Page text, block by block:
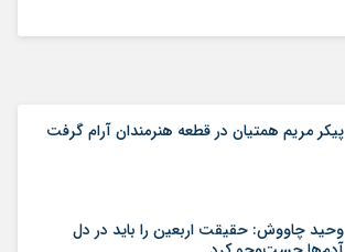
پیکر مریم همتیان در قطعه هنرمندان آرام گرفت
وحید چاووش: حقیقت اربعین را باید در دل